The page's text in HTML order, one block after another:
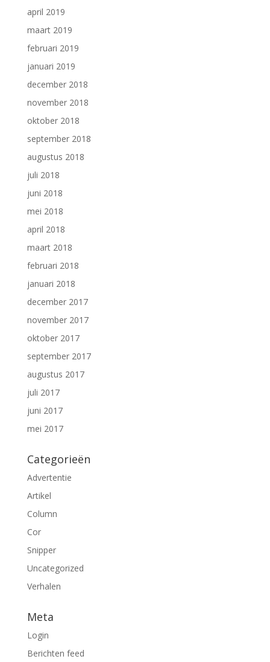
april 2019
maart 2019
februari 2019
januari 2019
december 2018
november 2018
oktober 2018
september 2018
augustus 2018
juli 2018
juni 2018
mei 2018
april 2018
maart 2018
februari 2018
januari 2018
december 2017
november 2017
oktober 2017
september 2017
augustus 2017
juli 2017
juni 2017
mei 2017
Categorieën
Advertentie
Artikel
Column
Cor
Snipper
Uncategorized
Verhalen
Meta
Login
Berichten feed